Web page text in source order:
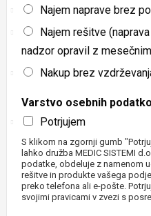
Najem naprave brez
Najem rešitve
nadzor opravil z
Nakup brez
Varstvo osebnih
Potrjujem
S klikom na zgornji gumb
lahko družba MEDIC SISTEMI
podatke, obdeluje z namenom
rešitve in produkte vašega
preko telefona ali e-pošte.
svojimi pravicami v zvezi s